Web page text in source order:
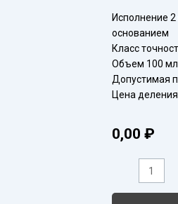
Исполнение
основанием
Класс
Объем 100 мл
Допустимая
Цена
0,00 ₽
Количество
товара
Цилиндр